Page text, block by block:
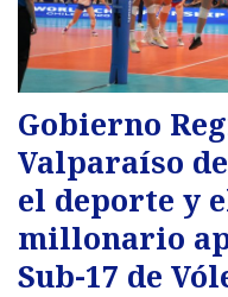
Gobierno
Valparaíso
el deporte y
millonario
Sub-17 de